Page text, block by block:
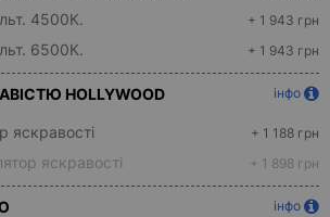
4500К. + 1 943 грн
6500К. + 1 943 грн
HOLLYWOOD інфо
яскравості + 1 188 грн
яскравості + 1 898 грн
інфо